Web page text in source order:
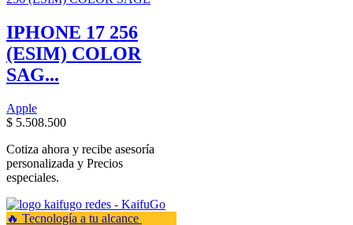
IPHONE 17 256
(ESIM) COLOR
SAG...
Apple
$ 5.508.500
Cotiza ahora y recibe asesoría
personalizada y Precios
especiales.